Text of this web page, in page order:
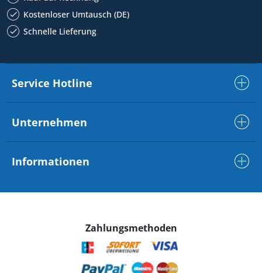
Kostenloser Umtausch (DE)
Schnelle Lieferung
Service Hotline
Unternehmen
Informationen
Zahlungsmethoden